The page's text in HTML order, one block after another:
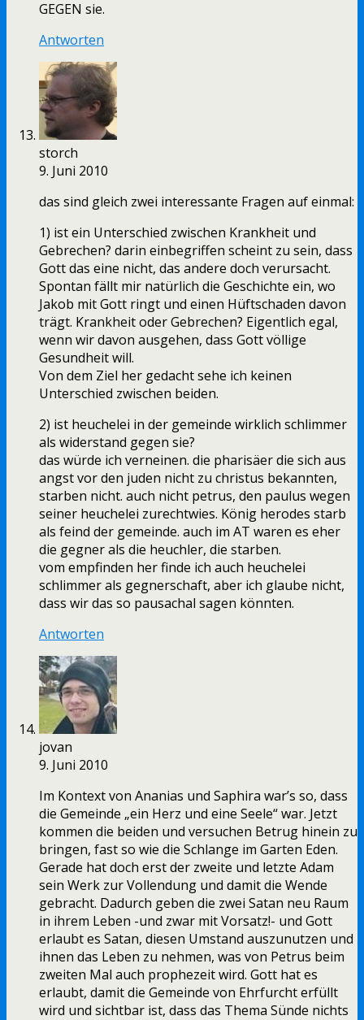
GEGEN sie.
Antworten
storch
9. Juni 2010
das sind gleich zwei interessante Fragen auf einmal:
1) ist ein Unterschied zwischen Krankheit und
Gebrechen? darin einbegriffen scheint zu sein, dass
Gott das eine nicht, das andere doch verursacht.
Spontan fällt mir natürlich die Geschichte ein, wo
Jakob mit Gott ringt und einen Hüftschaden davon
trägt. Krankheit oder Gebrechen? Eigentlich egal,
wenn wir davon ausgehen, dass Gott völlige
Gesundheit will.
Von dem Ziel her gedacht sehe ich keinen
Unterschied zwischen beiden.
2) ist heuchelei in der gemeinde wirklich schlimmer
als widerstand gegen sie?
das würde ich verneinen. die pharisäer die sich aus
angst vor den juden nicht zu christus bekannten,
starben nicht. auch nicht petrus, den paulus wegen
seiner heuchelei zurechtwies. König herodes starb
als feind der gemeinde. auch im AT waren es eher
die gegner als die heuchler, die starben.
vom empfinden her finde ich auch heuchelei
schlimmer als gegnerschaft, aber ich glaube nicht,
dass wir das so pausachal sagen könnten.
Antworten
jovan
9. Juni 2010
Im Kontext von Ananias und Saphira war’s so, dass
die Gemeinde „ein Herz und eine Seele“ war. Jetzt
kommen die beiden und versuchen Betrug hinein zu
bringen, fast so wie die Schlange im Garten Eden.
Gerade hat doch erst der zweite und letzte Adam
sein Werk zur Vollendung und damit die Wende
gebracht. Dadurch geben die zwei Satan neu Raum
in ihrem Leben -und zwar mit Vorsatz!- und Gott
erlaubt es Satan, diesen Umstand auszunutzen und
ihnen das Leben zu nehmen, was von Petrus beim
zweiten Mal auch prophezeit wird. Gott hat es
erlaubt, damit die Gemeinde von Ehrfurcht erfüllt
wird und sichtbar ist, dass das Thema Sünde nichts